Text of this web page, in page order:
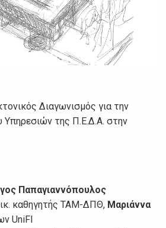
Διαγωνισμός για την
Υπηρεσιών της Π.Ε.Δ.Α. στην
Παπαγιαννόπουλος
καθηγητής ΤΑΜ-ΔΠΘ, Μαριάννα
UniFI